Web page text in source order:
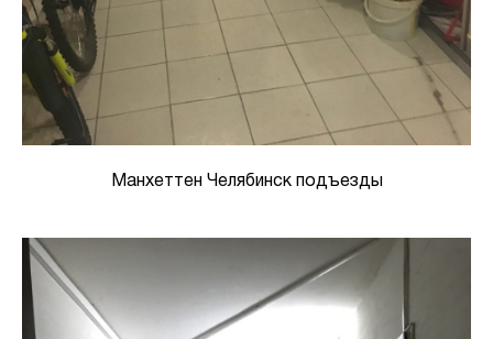
Манхеттен Челябинск подъезды